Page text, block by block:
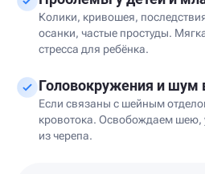
Колики, кривошея,
осанки, частые простуды.
стресса для ребёнка.
Головокружения и шум
Если связаны с шейным
кровотока. Освобождаем шею,
из черепа.